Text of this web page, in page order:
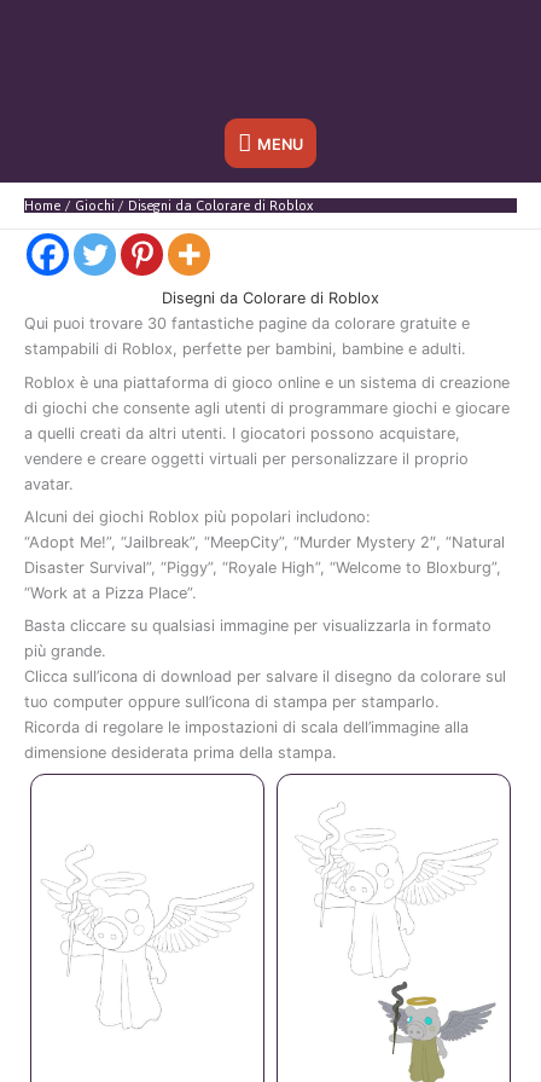
Sotto
l'header
MENU
Home Giochi Disegni da Colorare di Roblox
Disegni da Colorare di Roblox
Qui puoi trovare 30 fantastiche pagine da colorare gratuite e
stampabili di Roblox, perfette per bambini, bambine e adulti.
Roblox è una piattaforma di gioco online e un sistema di creazione
di giochi che consente agli utenti di programmare giochi e giocare
a quelli creati da altri utenti. I giocatori possono acquistare,
vendere e creare oggetti virtuali per personalizzare il proprio
avatar.
Alcuni dei giochi Roblox più popolari includono:
“Adopt Me!”, “Jailbreak”, “MeepCity”, “Murder Mystery 2″, “Natural
Disaster Survival”, “Piggy”, “Royale High”, “Welcome to Bloxburg”,
“Work at a Pizza Place”.
Basta cliccare su qualsiasi immagine per visualizzarla in formato
più grande.
Clicca sull’icona di download per salvare il disegno da colorare sul
tuo computer oppure sull’icona di stampa per stamparlo.
Ricorda di regolare le impostazioni di scala dell’immagine alla
dimensione desiderata prima della stampa.